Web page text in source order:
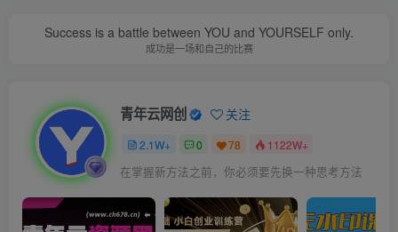
Success is a battle between YOU and YOURSELF only.
成功是一场和自己的比赛
青年云网创 关注
2.1W+ 0 78 1122W+
在掌握新方法之前，你必须要先换一种思考方法